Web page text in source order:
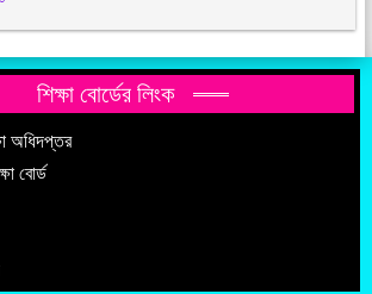
শিক্ষা বোর্ডের লিংক
অধিদপ্তর
বোর্ড